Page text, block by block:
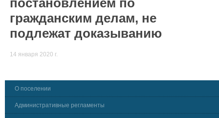
постановлением по
гражданским делам, не
подлежат доказыванию
14 января 2020 г.
О поселении
Административные регламенты